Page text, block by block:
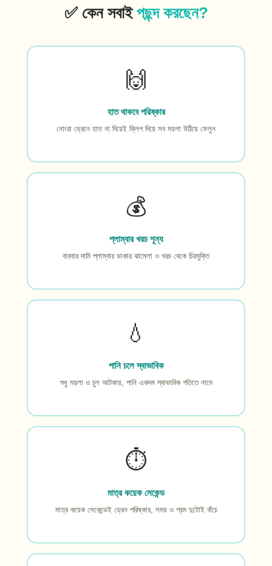
✅ কেন সবাইপছন্দ করছেন?
🙌
হাত থাকবে পরিষ্কার
নোংরা ড্রেনে হাত না দিয়েই ক্লিপ দিয়ে সব ময়লা উঠিয়ে ফেলুন
💰
প্লাম্বার খরচ শূন্য
বারবার দামি প্লাম্বার ডাকার ঝামেলা ও খরচ থেকে চিরমুক্তি
💧
পানি চলে স্বাভাবিক
শুধু ময়লা ও চুল আটকায়, পানি একদম স্বাভাবিক গতিতে নামে
⏱️
মাত্র কয়েক সেকেন্ড
মাত্র কয়েক সেকেন্ডেই ড্রেন পরিষ্কার, সময় ও শ্রম দুটোই বাঁচে